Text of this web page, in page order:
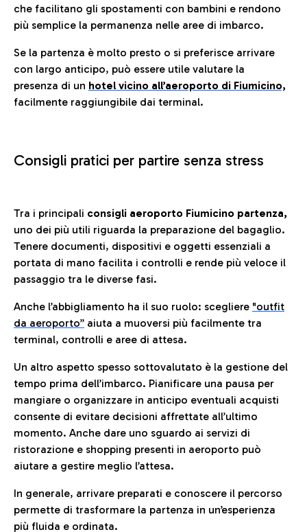
che facilitano gli spostamenti con bambini e rendono
più semplice la permanenza nelle aree di imbarco.
Se la partenza è molto presto o si preferisce arrivare
con largo anticipo, può essere utile valutare la
presenza di un hotel vicino all’aeroporto di Fiumicino,
facilmente raggiungibile dai terminal.
Consigli pratici per partire senza stress
Tra i principali consigli aeroporto Fiumicino partenza,
uno dei più utili riguarda la preparazione del bagaglio.
Tenere documenti, dispositivi e oggetti essenziali a
portata di mano facilita i controlli e rende più veloce il
passaggio tra le diverse fasi.
Anche l’abbigliamento ha il suo ruolo: scegliere "outfit
da aeroporto” aiuta a muoversi più facilmente tra
terminal, controlli e aree di attesa.
Un altro aspetto spesso sottovalutato è la gestione del
tempo prima dell’imbarco. Pianificare una pausa per
mangiare o organizzare in anticipo eventuali acquisti
consente di evitare decisioni affrettate all’ultimo
momento. Anche dare uno sguardo ai servizi di
ristorazione e shopping presenti in aeroporto può
aiutare a gestire meglio l’attesa.
In generale, arrivare preparati e conoscere il percorso
permette di trasformare la partenza in un’esperienza
più fluida e ordinata.